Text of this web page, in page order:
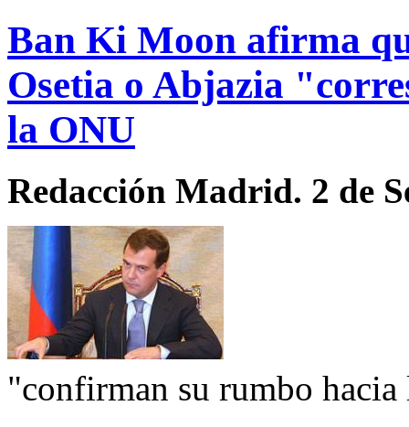
Ban Ki Moon afirma
Osetia o Abjazia
la ONU
Redacción Madrid. 2 de
"confirman su rumbo